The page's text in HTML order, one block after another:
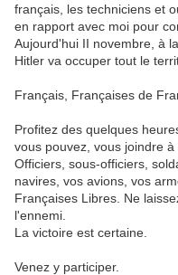
français, les techniciens et
en rapport avec moi pour
Aujourd'hui II novembre, à
Hitler va occuper tout le
Français, Françaises de
Profitez des quelques
vous pouvez, vous joindre à
Officiers, sous-officiers,
navires, vos avions, vos
Françaises Libres. Ne
l'ennemi.
La victoire est certaine.
Venez y participer.